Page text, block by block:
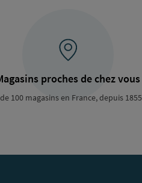
proches de chez vous
100 magasins en France, depuis 1855